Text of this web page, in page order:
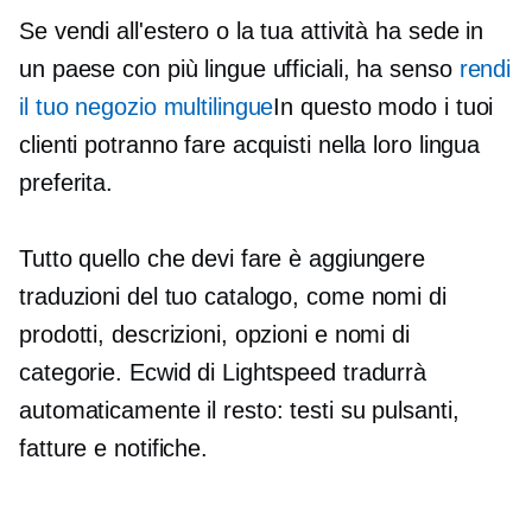
Se vendi all'estero o la tua attività ha sede in
un paese con più lingue ufficiali, ha senso rendi
il tuo negozio multilingueIn questo modo i tuoi
clienti potranno fare acquisti nella loro lingua
preferita.
Tutto quello che devi fare è aggiungere
traduzioni del tuo catalogo, come nomi di
prodotti, descrizioni, opzioni e nomi di
categorie. Ecwid di Lightspeed tradurrà
automaticamente il resto: testi su pulsanti,
fatture e notifiche.